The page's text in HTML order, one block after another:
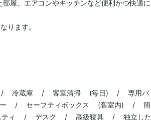
屋。エアコンやキッチンなど便利かつ快適に
ります。
/ 冷蔵庫 / 客室清掃 (毎日) / 専用バ
/ セーフティボックス (客室内) / 簡
ティ / デスク / 高級寝具 / 独立した